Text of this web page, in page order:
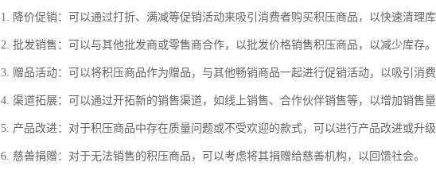
1. 降价促销：可以通过打折、满减等促销活动来吸引消费者购买积压商品，以快速清理库
2. 批发销售：可以与其他批发商或零售商合作，以批发价格销售积压商品，以减少库存。
3. 赠品活动：可以将积压商品作为赠品，与其他畅销商品一起进行促销活动，以吸引消费
4. 渠道拓展：可以通过开拓新的销售渠道，如线上销售、合作伙伴销售等，以增加销售量
5. 产品改进：对于积压商品中存在质量问题或不受欢迎的款式，可以进行产品改进或升
6. 慈善捐赠：对于无法销售的积压商品，可以考虑将其捐赠给慈善机构，以回馈社会。